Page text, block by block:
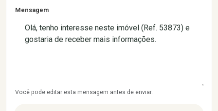
Mensagem
Você pode editar esta mensagem antes de enviar.